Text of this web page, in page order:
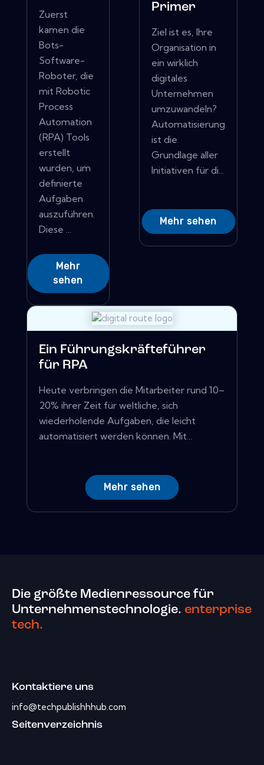
Zuerst
kamen die
Bots-
Software-
Roboter, die
mit Robotic
Process
Automation
(RPA) Tools
erstellt
wurden, um
definierte
Aufgaben
auszuführen.
Diese ...
Mehr
sehen
Primer
Ziel ist es, Ihre
Organisation in
ein wirklich
digitales
Unternehmen
umzuwandeln?
Automatisierung
ist die
Grundlage aller
Initiativen für di...
Mehr sehen
Ein Führungskräfteführer
für RPA
Heute verbringen die Mitarbeiter rund 10–
20% ihrer Zeit für weltliche, sich
wiederholende Aufgaben, die leicht
automatisiert werden können. Mit...
Mehr sehen
Die größte Medienressource für
Unternehmenstechnologie. enterprise
tech.
Kontaktiere uns
info@techpublishhhub.com
Seitenverzeichnis